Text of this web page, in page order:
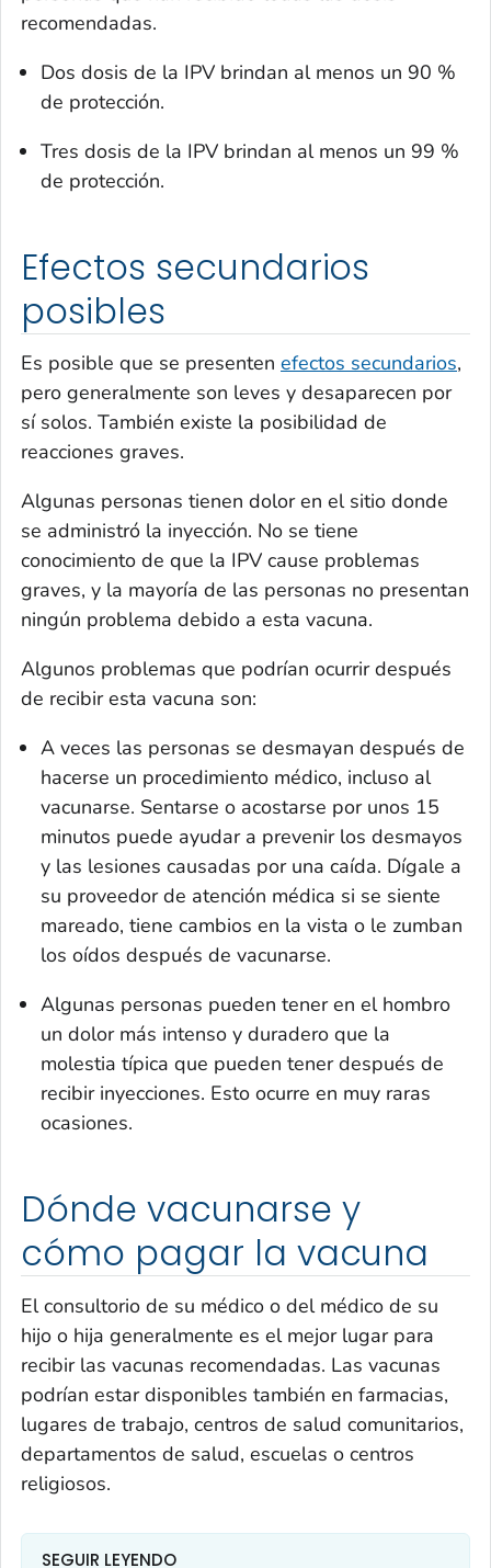
recomendadas.
Dos dosis de la IPV brindan al menos un 90 %
de protección.
Tres dosis de la IPV brindan al menos un 99 %
de protección.
Efectos secundarios
posibles
Es posible que se presenten efectos secundarios,
pero generalmente son leves y desaparecen por
sí solos. También existe la posibilidad de
reacciones graves.
Algunas personas tienen dolor en el sitio donde
se administró la inyección. No se tiene
conocimiento de que la IPV cause problemas
graves, y la mayoría de las personas no presentan
ningún problema debido a esta vacuna.
Algunos problemas que podrían ocurrir después
de recibir esta vacuna son:
A veces las personas se desmayan después de
hacerse un procedimiento médico, incluso al
vacunarse. Sentarse o acostarse por unos 15
minutos puede ayudar a prevenir los desmayos
y las lesiones causadas por una caída. Dígale a
su proveedor de atención médica si se siente
mareado, tiene cambios en la vista o le zumban
los oídos después de vacunarse.
Algunas personas pueden tener en el hombro
un dolor más intenso y duradero que la
molestia típica que pueden tener después de
recibir inyecciones. Esto ocurre en muy raras
ocasiones.
Dónde vacunarse y
cómo pagar la vacuna
El consultorio de su médico o del médico de su
hijo o hija generalmente es el mejor lugar para
recibir las vacunas recomendadas. Las vacunas
podrían estar disponibles también en farmacias,
lugares de trabajo, centros de salud comunitarios,
departamentos de salud, escuelas o centros
religiosos.
SEGUIR LEYENDO